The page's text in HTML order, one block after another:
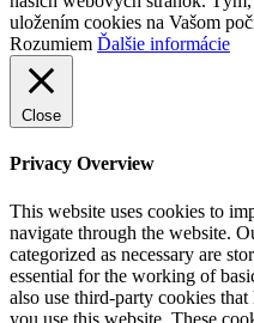
uložením cookies na Vašom
Rozumiem Ďalšie informácie
Close
Privacy Overview
This website uses cookies to
navigate through the website.
categorized as necessary are
essential for the working of
also use third-party cookies
you use this website. These